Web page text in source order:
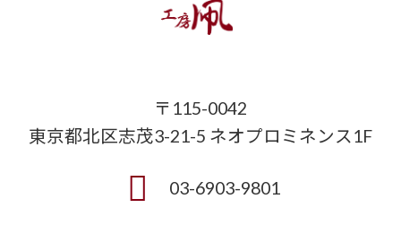
〒115-0042
東京都北区志茂3-21-5 ネオプロミネンス1F
03-6903-9801